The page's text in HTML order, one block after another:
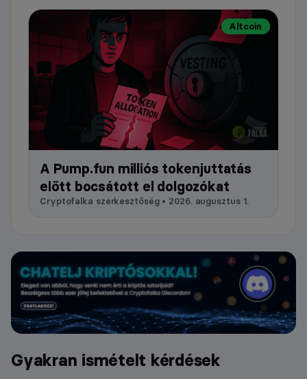
Altcoin
A Pump.fun milliós tokenjuttatás
előtt bocsátott el dolgozókat
Cryptofalka szerkesztőség • 2026. augusztus 1.
Gyakran ismételt kérdések